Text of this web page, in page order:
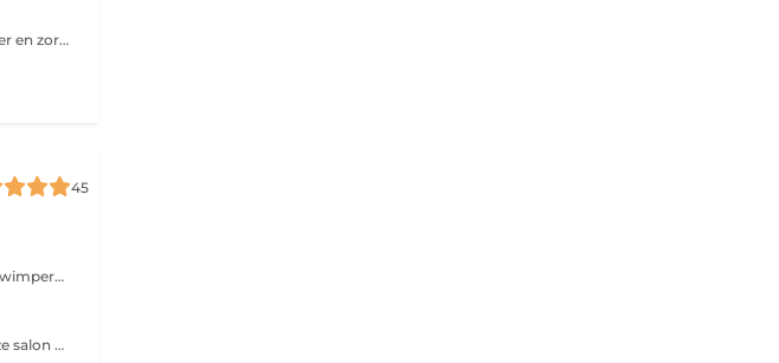
De one by one-techniek maakt je wimpers voller en langer en zorgt voor een natuurlijk effect. Op iedere wimper wordt één nepwimper aangebracht.
45
Met wimperextensions creëer je lange, volle en gekrulde wimpers zonder gebruik van mascara. Wimperextensions kunnen worden gezet op alle soorten wimpers, zelfs op zeer korte of rechte wimpers. Middels de One-by-One techniek wordt op elke afzonderlijke wimper zorgvuldig een enkele wimperextension geplaatst. Deze techniek geeft een intens maar natuurlijke ogend resultaat.
Let op! Een refill is alleen te boeken bij wimpers die in deze salon zijn gezet.